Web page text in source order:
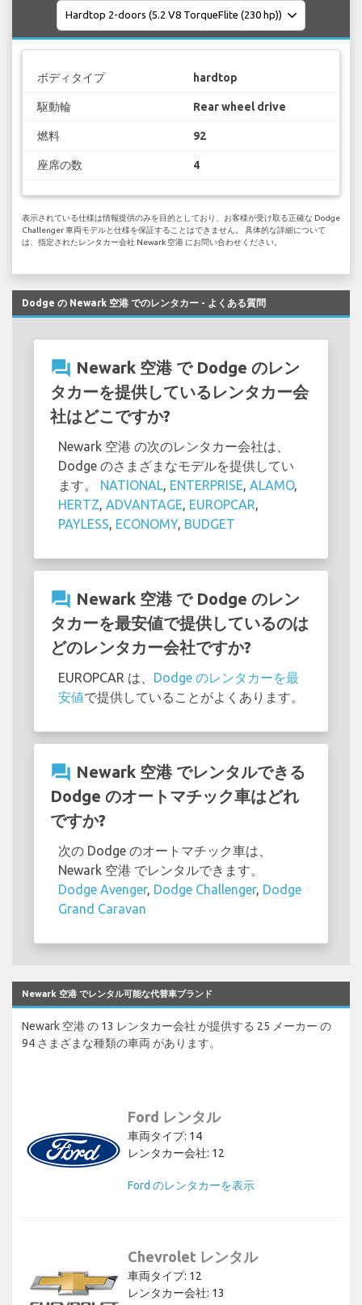
ボディタイプ hardtop
駆動輪 Rear wheel drive
燃料 92
座席の数 4
表示されている仕様は情報提供のみを目的としており、お客様が受け取る正確な Dodge
Challenger 車両モデルと仕様を保証することはできません。 具体的な詳細について
は、指定されたレンタカー会社 Newark 空港 にお問い合わせください。
Dodge の Newark 空港 でのレンタカー - よくある質問
question_answer Newark 空港 で Dodge のレン
タカーを提供しているレンタカー会
社はどこですか?
Newark 空港 の次のレンタカー会社は、
Dodge のさまざまなモデルを提供してい
ます。 NATIONAL ENTERPRISE ALAMO,
HERTZ ADVANTAGE EUROPCAR
PAYLESS ECONOMY, BUDGET
question_answer Newark 空港 で Dodge のレン
タカーを最安値で提供しているのは
どのレンタカー会社ですか?
EUROPCAR は、 Dodge のレンタカーを最
安値で提供していることがよくあります。
question_answer Newark 空港 でレンタルできる
Dodge のオートマチック車はどれ
ですか?
次の Dodge のオートマチック車は、
Newark 空港 でレンタルできます。
Dodge Avenger, Dodge Challenger, Dodge
Grand Caravan
Newark 空港 でレンタル可能な代替車ブランド
Newark 空港 の 13 レンタカー会社 が提供する 25 メーカー の
94 さまざまな種類の車両 があります。
Ford レンタル
車両タイプ: 14
レンタカー会社: 12
Ford のレンタカーを表示
Chevrolet レンタル
車両タイプ: 12
レンタカー会社: 13